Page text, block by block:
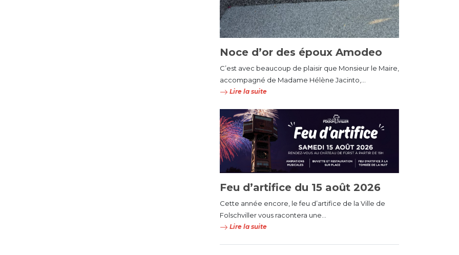
Noce d’or des époux Amodeo
C’est avec beaucoup de plaisir que Monsieur le Maire,
accompagné de Madame Hélène Jacinto,...
Lire la suite
Feu d’artifice du 15 août 2026
Cette année encore, le feu d’artifice de la Ville de
Folschviller vous racontera une...
Lire la suite